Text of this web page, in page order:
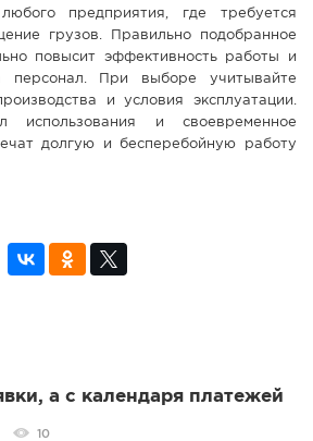
предприятия, где требуется
грузов. Правильно подобранное
повысит эффективность работы и
персонал. При выборе учитывайте
и условия эксплуатации.
использования и своевременное
долгую и бесперебойную работу
а с календаря платежей
10